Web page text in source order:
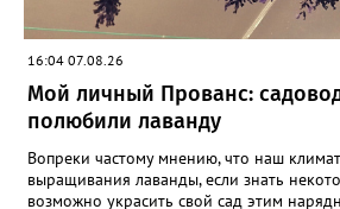
16:04 07.08.26
Мой личный Прованс:
полюбили лаванду
Вопреки частому мнению, что наш
выращивания лаванды, если знать
возможно украсить свой сад этим